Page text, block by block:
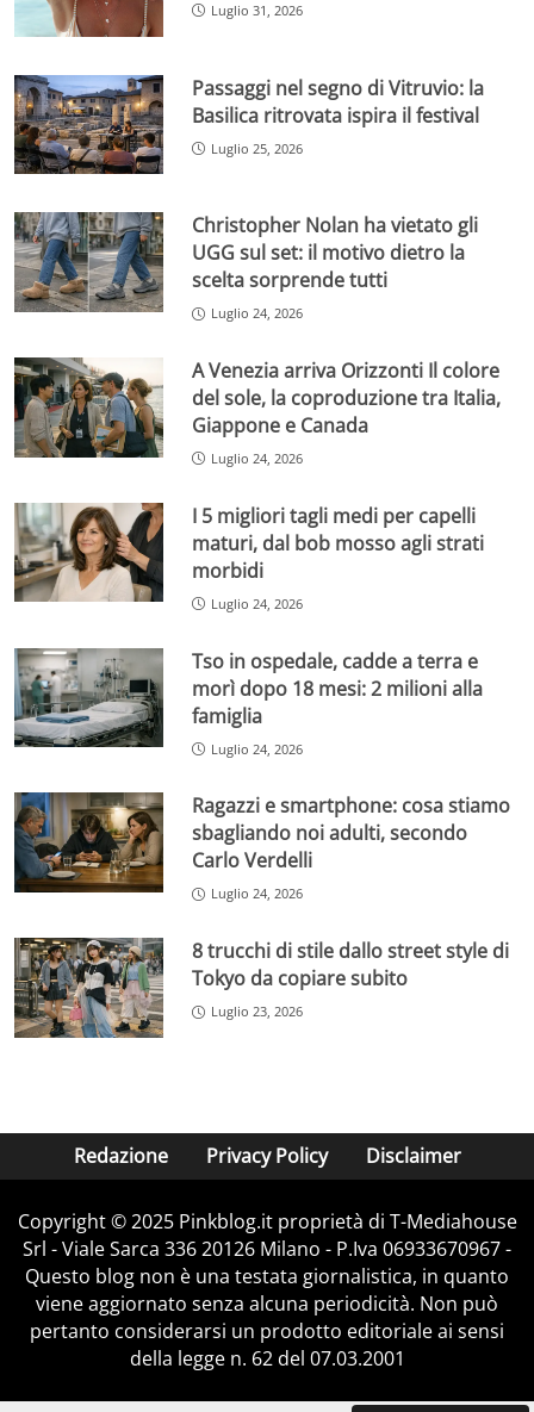
Luglio 31, 2026
Passaggi nel segno di Vitruvio: la
Basilica ritrovata ispira il festival
Luglio 25, 2026
Christopher Nolan ha vietato gli
UGG sul set: il motivo dietro la
scelta sorprende tutti
Luglio 24, 2026
A Venezia arriva Orizzonti Il colore
del sole, la coproduzione tra Italia,
Giappone e Canada
Luglio 24, 2026
I 5 migliori tagli medi per capelli
maturi, dal bob mosso agli strati
morbidi
Luglio 24, 2026
Tso in ospedale, cadde a terra e
morì dopo 18 mesi: 2 milioni alla
famiglia
Luglio 24, 2026
Ragazzi e smartphone: cosa stiamo
sbagliando noi adulti, secondo
Carlo Verdelli
Luglio 24, 2026
8 trucchi di stile dallo street style di
Tokyo da copiare subito
Luglio 23, 2026
Redazione Privacy Policy Disclaimer
Copyright © 2025 Pinkblog.it proprietà di T-Mediahouse
Srl - Viale Sarca 336 20126 Milano - P.Iva 06933670967 -
Questo blog non è una testata giornalistica, in quanto
viene aggiornato senza alcuna periodicità. Non può
pertanto considerarsi un prodotto editoriale ai sensi
della legge n. 62 del 07.03.2001